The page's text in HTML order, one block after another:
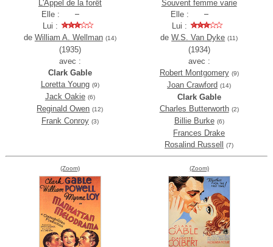
L'Appel de la forêt
Elle :
Lui :
de William A. Wellman (14)
(1935)
avec :
Clark Gable
Loretta Young (9)
Jack Oakie (6)
Reginald Owen (12)
Frank Conroy (3)
Souvent femme varie
Elle :
Lui :
deW.S. Van Dyke (11)
(1934)
avec :
Robert Montgomery (9)
Joan Crawford (14)
Clark Gable
Charles Butterworth (2)
Billie Burke (6)
Frances Drake
Rosalind Russell
(7)
(Zoom) (Zoom)